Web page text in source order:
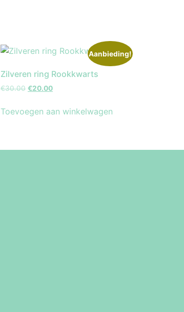
Aanbieding!
Zilveren ring Rookkwarts
€30.00 €20.00
Toevoegen aan winkelwagen